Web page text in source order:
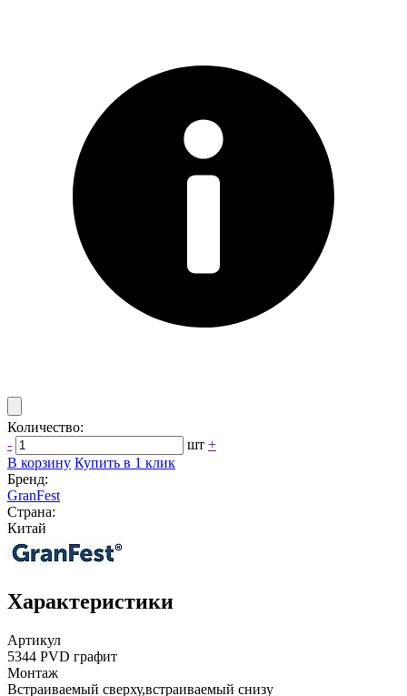
Количество:
-
шт +
В корзину Купить в 1 клик
Бренд:
GranFest
Страна:
Китай
Характеристики
Артикул
5344 PVD графит
Монтаж
Встраиваемый сверху,встраиваемый снизу